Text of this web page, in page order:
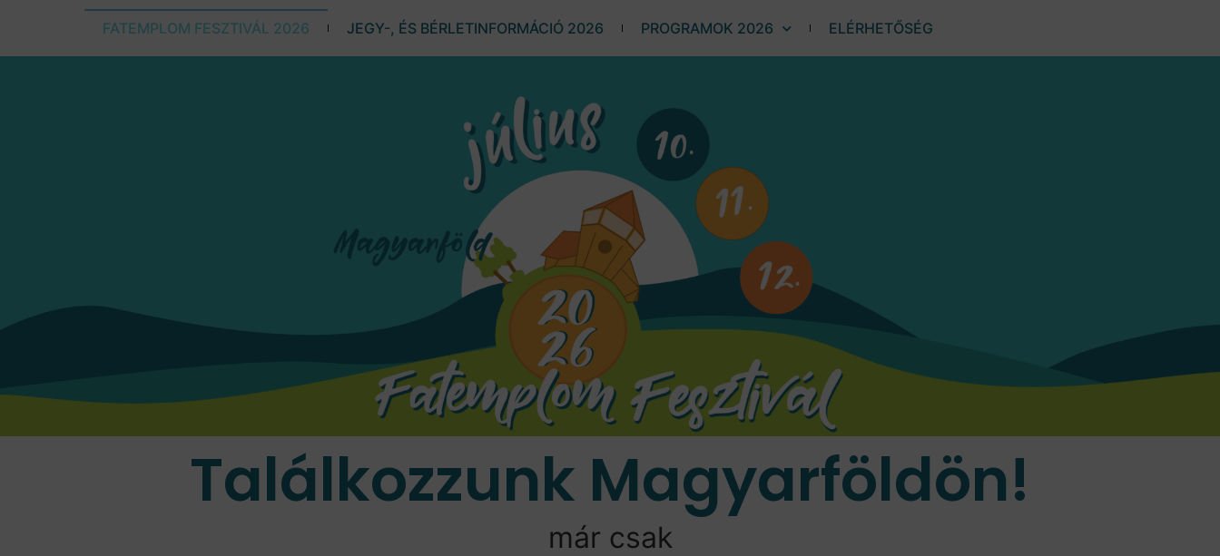
FATEMPLOM FESZTIVÁL 2026 JEGY-, ÉS BÉRLETINFORMÁCIÓ 2026 PROGRAMOK 2026 ELÉRHETŐSÉG
Találkozzunk Magyarföldön!
már csak